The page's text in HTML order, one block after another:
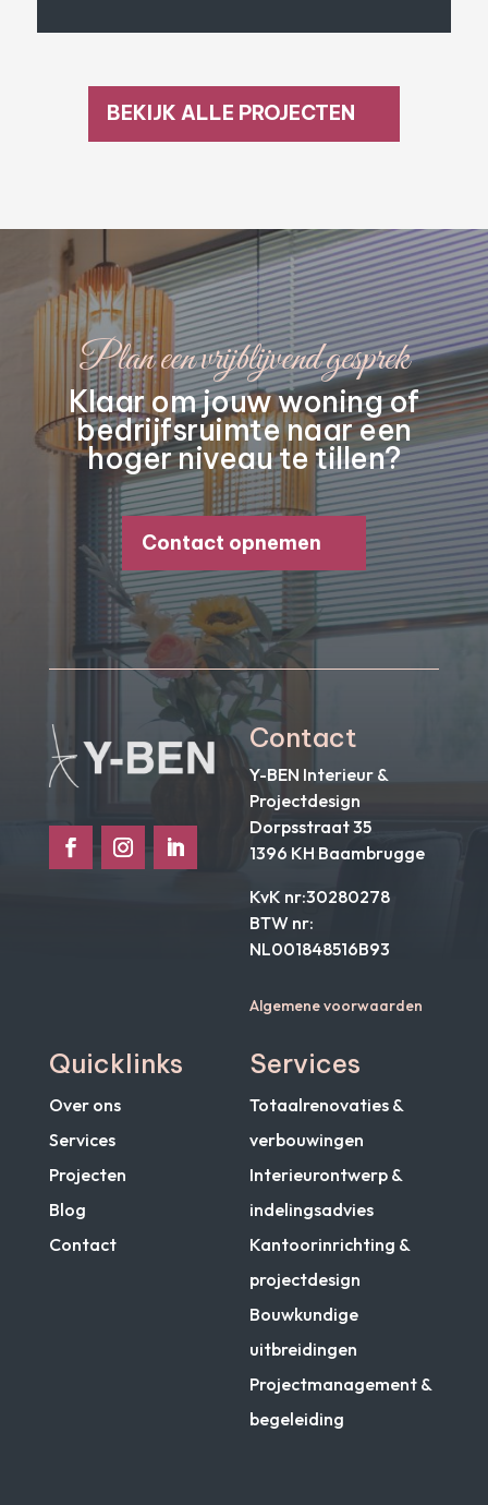
BEKIJK ALLE PROJECTEN
Plan een vrijblijvend gesprek
Klaar om jouw woning of
bedrijfsruimte naar een
hoger niveau te tillen?
Contact opnemen
Contact
Y-BEN Interieur &
Projectdesign
Dorpsstraat 35
1396 KH Baambrugge
KvK nr:30280278
BTW nr:
NL001848516B93
Algemene voorwaarden
Quicklinks
Over ons
Services
Projecten
Blog
Contact
Services
Totaalrenovaties &
verbouwingen
Interieurontwerp &
indelingsadvies
Kantoorinrichting &
projectdesign
Bouwkundige
uitbreidingen
Projectmanagement &
begeleiding